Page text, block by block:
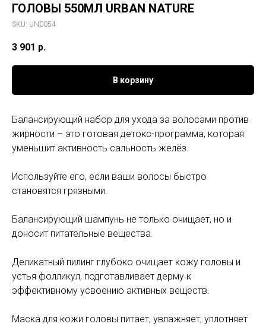
ГОЛОВЫ 550МЛ URBAN NATURE
SKU: UN0054
3 901 р.
В корзину
Балансирующий набор для ухода за волосами против
жирности – это готовая детокс-программа, которая
уменьшит активность сальность желёз.
Используйте его, если ваши волосы быстро
становятся грязными.
Балансирующий шампунь не только очищает, но и
доносит питательные вещества.
Деликатный пилинг глубоко очищает кожу головы и
устья фолликул, подготавливает дерму к
эффективному усвоению активных веществ.
Маска для кожи головы питает, увлажняет, уплотняет